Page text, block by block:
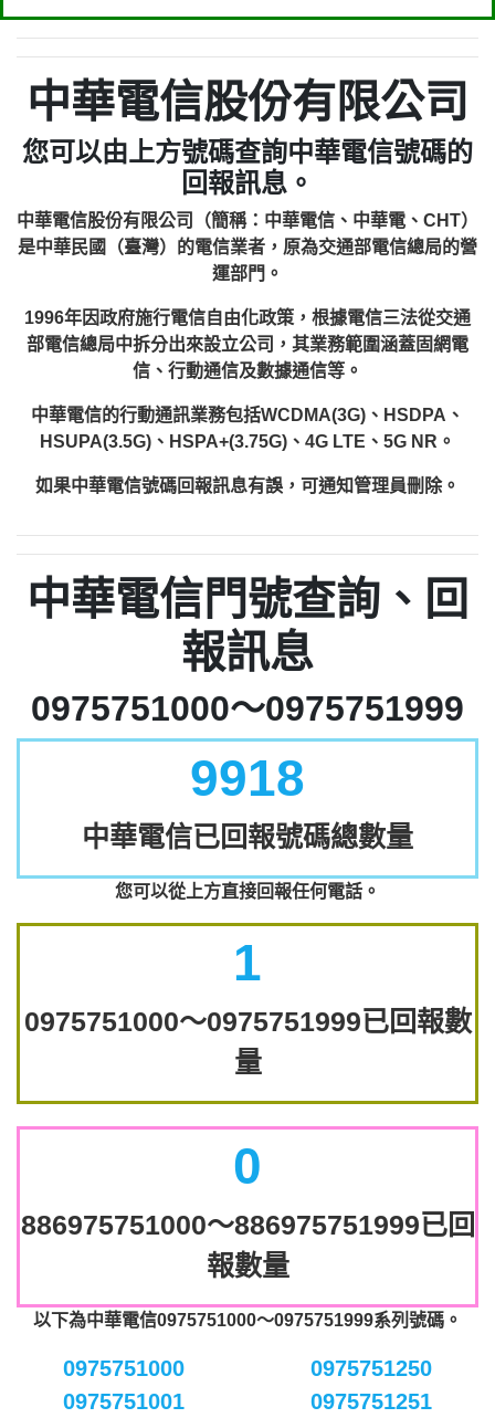
中華電信股份有限公司
您可以由上方號碼查詢中華電信號碼的
回報訊息。
中華電信股份有限公司（簡稱：中華電信、中華電、CHT）
是中華民國（臺灣）的電信業者，原為交通部電信總局的營
運部門。
1996年因政府施行電信自由化政策，根據電信三法從交通
部電信總局中拆分出來設立公司，其業務範圍涵蓋固網電
信、行動通信及數據通信等。
中華電信的行動通訊業務包括WCDMA(3G)、HSDPA、
HSUPA(3.5G)、HSPA+(3.75G)、4G LTE、5G NR。
如果中華電信號碼回報訊息有誤，可通知管理員刪除。
中華電信門號查詢、回
報訊息
0975751000～0975751999
9918
中華電信已回報號碼總數量
您可以從上方直接回報任何電話。
1
0975751000～0975751999已回報數
量
0
886975751000～886975751999已回
報數量
以下為中華電信0975751000～0975751999系列號碼。
0975751000
0975751001
0975751250
0975751251